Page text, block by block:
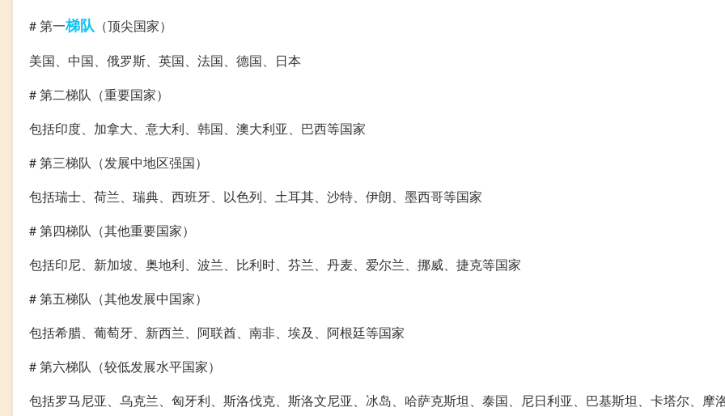
# 第一梯队 （顶尖国家）
美国、中国、俄罗斯、英国、法国、德国、日本
# 第二梯队（重要国家）
包括印度、加拿大、意大利、韩国、澳大利亚、巴西等国家
# 第三梯队（发展中地区强国）
包括瑞士、荷兰、瑞典、西班牙、以色列、土耳其、沙特、伊朗、墨西哥等国家
# 第四梯队（其他重要国家）
包括印尼、新加坡、奥地利、波兰、比利时、芬兰、丹麦、爱尔兰、挪威、捷克等国家
# 第五梯队（其他发展中国家）
包括希腊、葡萄牙、新西兰、阿联酋、南非、埃及、阿根廷等国家
# 第六梯队（较低发展水平国家）
包括罗马尼亚、乌克兰、匈牙利、斯洛伐克、斯洛文尼亚、冰岛、哈萨克斯坦、泰国、尼日利亚、巴基斯坦、卡塔尔、摩